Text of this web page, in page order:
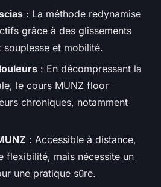
: La méthode redynamise
grâce à des glissements
et mobilité.
: En décompressant la
le cours MUNZ floor
chroniques, notamment
: Accessible à distance,
flexibilité, mais nécessite un
une pratique sûre.